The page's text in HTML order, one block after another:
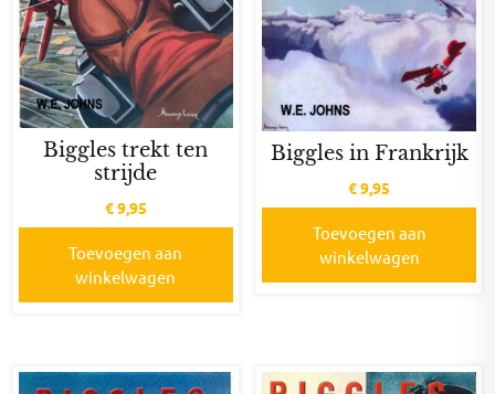
Biggles trekt ten
strijde
€9,95
Toevoegen aan
winkelwagen
Biggles in Frankrijk
€9,95
Toevoegen aan
winkelwagen